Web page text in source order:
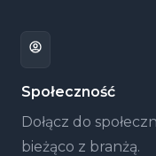
Społeczność
Dołącz do
bieżąco z branżą.